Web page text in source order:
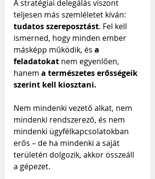
A stratégiai delegálás viszont
teljesen más szemléletet kíván:
tudatos szereposztást. Fel kell
ismerned, hogy minden ember
másképp működik, és a
feladatokat nem egyenlően,
hanem a természetes erősségeik
szerint kell kiosztani.
Nem mindenki vezető alkat, nem
mindenki rendszerező, és nem
mindenki ügyfélkapcsolatokban
erős – de ha mindenki a saját
területén dolgozik, akkor összeáll
a gépezet.